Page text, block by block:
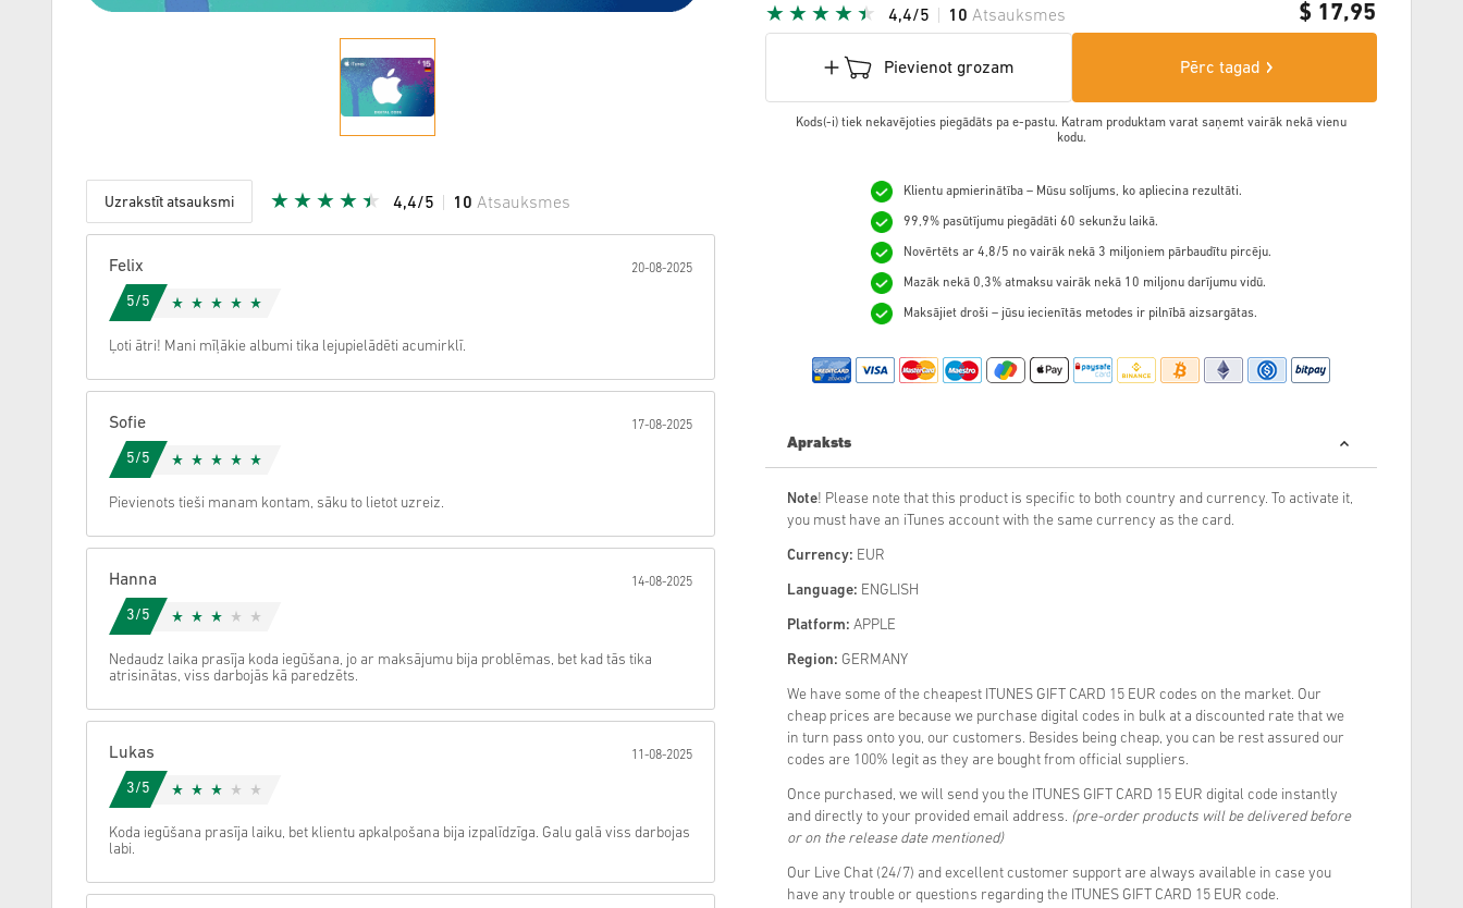
Uzrakstīt atsauksmi 4,4/5 10 Atsauksmes
Atcelt
Felix 20-08-2025
5/5
Ļoti ātri! Mani mīļākie albumi tika lejupielādēti acumirklī.
Sofie 17-08-2025
5/5
Pievienots tieši manam kontam, sāku to lietot uzreiz.
Hanna 14-08-2025
3/5
Nedaudz laika prasīja koda iegūšana, jo ar maksājumu bija problēmas, bet kad tās tika
atrisinātas, viss darbojās kā paredzēts.
Lukas 11-08-2025
3/5
Koda iegūšana prasīja laiku, bet klientu apkalpošana bija izpalīdzīga. Galu galā viss darbojas
labi.
$ 17,95
4,4/5 10 Atsauksmes
Pievienot grozam Pērc tagad
Kods(-i) tiek nekavējoties piegādāts pa e-pastu. Katram produktam varat saņemt vairāk nekā vienu
kodu.
Klientu apmierinātība – Mūsu solījums, ko apliecina rezultāti.
99,9% pasūtījumu piegādāti 60 sekunžu laikā.
Novērtēts ar 4,8/5 no vairāk nekā 3 miljoniem pārbaudītu pircēju.
Mazāk nekā 0,3% atmaksu vairāk nekā 10 miljonu darījumu vidū.
Maksājiet droši – jūsu iecienītās metodes ir pilnībā aizsargātas.
Apraksts
Note! Please note that this product is specific to both country and currency. To activate it,
you must have an iTunes account with the same currency as the card.
Currency: EUR
Language: ENGLISH
Platform: APPLE
Region: GERMANY
We have some of the cheapest ITUNES GIFT CARD 15 EUR codes on the market. Our
cheap prices are because we purchase digital codes in bulk at a discounted rate that we
in turn pass onto you, our customers. Besides being cheap, you can be rest assured our
codes are 100% legit as they are bought from official suppliers.
Once purchased, we will send you the ITUNES GIFT CARD 15 EUR digital code instantly
and directly to your provided email address. (pre-order products will be delivered before
or on the release date mentioned)
Our Live Chat (24/7) and excellent customer support are always available in case you
have any trouble or questions regarding the ITUNES GIFT CARD 15 EUR code.